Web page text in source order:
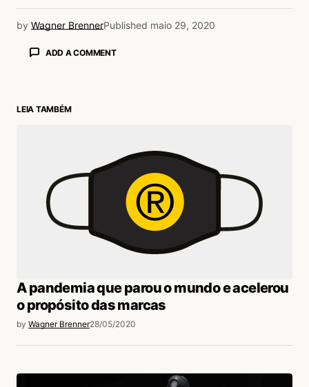
by Wagner BrennerPublished maio 29, 2020
ADD A COMMENT
LEIA TAMBÉM
A pandemia que parou o mundo e acelerou
o propósito das marcas
by Wagner Brenner28/05/2020